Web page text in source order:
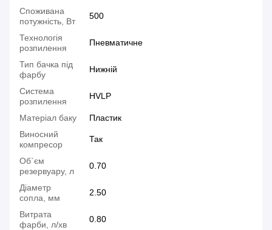
Споживана
потужність, Вт
500
Технологія
розпилення
Пневматичне
Тип бачка під
фарбу
Нижній
Система
розпилення
HVLP
Матеріал баку
Пластик
Виносний
компресор
Так
Об`єм
резервуару, л
0.70
Діаметр
сопла, мм
2.50
Витрата
фарби, л/хв
0.80